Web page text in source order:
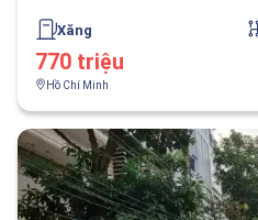
Xăng
770 triệu
Hồ Chí Minh